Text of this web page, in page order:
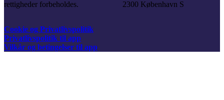
rettigheder forbeholdes. 2300 København S
Cookie og Privatlivspolitik
Privatlivspolitik til app
Vilkår og betingelser til app